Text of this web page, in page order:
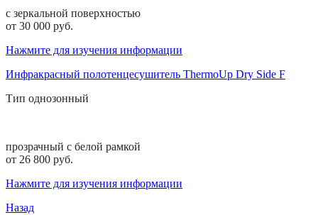
с зеркальной поверхностью
от 30 000 pуб.
Нажмите для изучения информации
Инфракрасный полотенцесушитель ThermoUp Dry Side F
Тип однозонный
прозрачный с белой рамкой
от 26 800 руб.
Нажмите для изучения информации
Назад